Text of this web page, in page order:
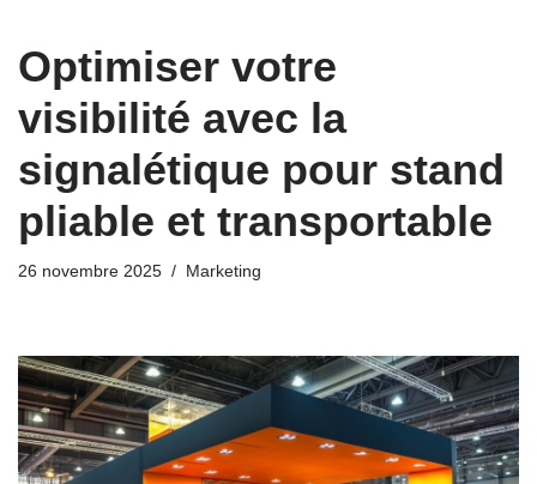
Optimiser votre
visibilité avec la
signalétique pour stand
pliable et transportable
26 novembre 2025 Marketing